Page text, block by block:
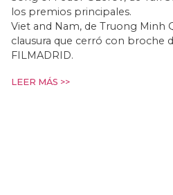
los premios principales.
Viet and Nam, de Truong Minh
clausura que cerró con broche
FILMADRID.
LEER MÁS >>